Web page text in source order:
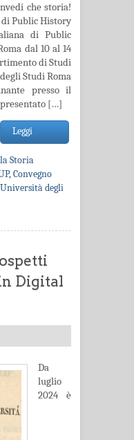
che storia!
di Public History
di Public
dal 10 al 14
di Studi
Studi Roma
presso il
presentato […]
Leggi
Storia
,Convegno
Università degli
Digital
Da
luglio
2024 è